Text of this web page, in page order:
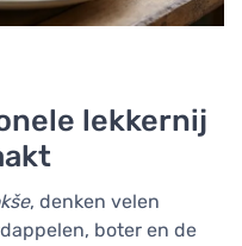
lekkernij
, denken velen
boter en de